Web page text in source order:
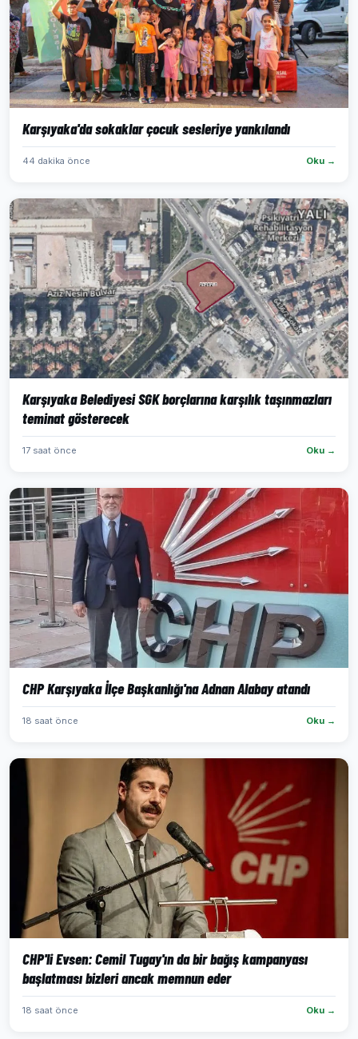
Karşıyaka'da sokaklar çocuk sesleriye yankılandı
44 dakika önce Oku →
Karşıyaka Belediyesi SGK borçlarına karşılık taşınmazları
teminat gösterecek
17 saat önce Oku →
CHP Karşıyaka İlçe Başkanlığı'na Adnan Alabay atandı
18 saat önce Oku →
CHP'li Evsen: Cemil Tugay'ın da bir bağış kampanyası
başlatması bizleri ancak memnun eder
18 saat önce Oku →